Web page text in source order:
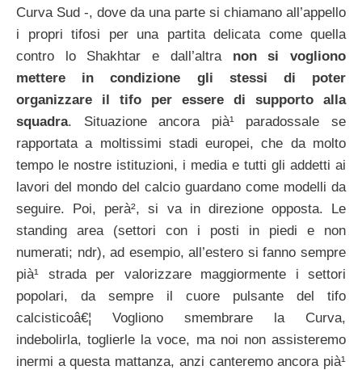
Curva Sud -, dove da una parte si chiamano all’appello
i propri tifosi per una partita delicata come quella
contro lo Shakhtar e dall’altra non si vogliono
mettere in condizione gli stessi di poter
organizzare il tifo per essere di supporto alla
squadra. Situazione ancora pià¹ paradossale se
rapportata a moltissimi stadi europei, che da molto
tempo le nostre istituzioni, i media e tutti gli addetti ai
lavori del mondo del calcio guardano come modelli da
seguire. Poi, perà², si va in direzione opposta. Le
standing area (settori con i posti in piedi e non
numerati; ndr), ad esempio, all’estero si fanno sempre
pià¹ strada per valorizzare maggiormente i settori
popolari, da sempre il cuore pulsante del tifo
calcisticoâ€¦ Vogliono smembrare la Curva,
indebolirla, toglierle la voce, ma noi non assisteremo
inermi a questa mattanza, anzi canteremo ancora pià¹